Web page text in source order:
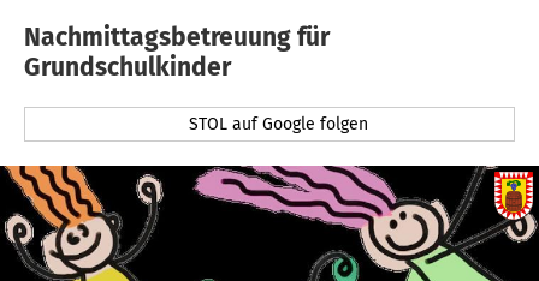
Nachmittagsbetreuung für
Grundschulkinder
STOL auf Google folgen